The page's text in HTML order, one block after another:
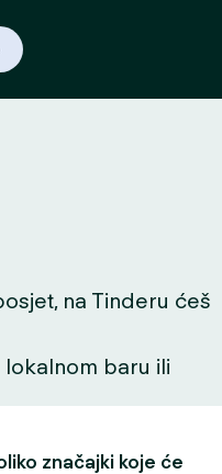
na Tinderu ćeš
baru ili
značajki koje će